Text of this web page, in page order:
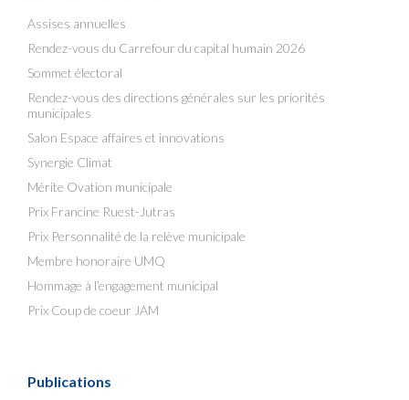
Assises annuelles
Rendez-vous du Carrefour du capital humain 2026
Sommet électoral
Rendez-vous des directions générales sur les priorités
municipales
Salon Espace affaires et innovations
Synergie Climat
Mérite Ovation municipale
Prix Francine Ruest-Jutras
Prix Personnalité de la relève municipale
Membre honoraire UMQ
Hommage à l’engagement municipal
Prix Coup de coeur JAM
Publications